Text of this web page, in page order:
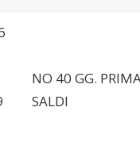
NO 40 GG.
SALDI